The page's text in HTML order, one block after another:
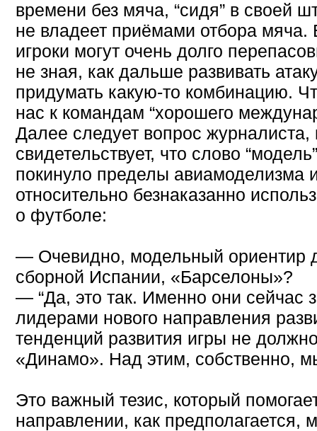
времени без мяча, “сидя” в своей
не владеет приёмами отбора мяча.
игроки могут очень долго
не зная, как дальше развивать
придумать какую-то комбинацию.
нас к командам “хорошего
Далее следует вопрос журналиста,
свидетельствует, что слово
покинуло пределы авиамоделизма
относительно безнаказанно
о футболе:
— Очевидно, модельный ориентир
сборной Испании, «Барселоны»?
— “Да, это так. Именно они сейчас
лидерами нового направления
тенденций развития игры не
«Динамо». Над этим, собственно,
Это важный тезис, который
направлении, как предполагается,